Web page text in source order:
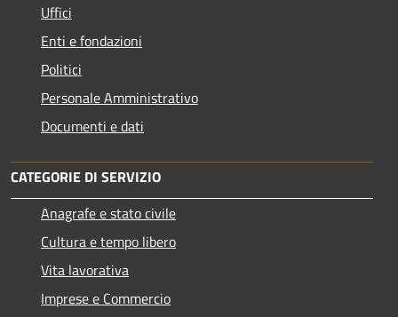
Uffici
Enti e fondazioni
Politici
Personale Amministrativo
Documenti e dati
CATEGORIE DI SERVIZIO
Anagrafe e stato civile
Cultura e tempo libero
Vita lavorativa
Imprese e Commercio